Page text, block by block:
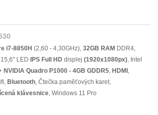
i7-8850H (2,60 - 4,30GHz), 32GB RAM DDR4,
15,6" LED IPS Full HD displej (1920x1080px), Intel
NVIDIA Quadro P1000 - 4GB GDDR5, HDMI ,
Bluetooth, Čtečka paměťových karet,
klávesnice, Windows 11 Pro